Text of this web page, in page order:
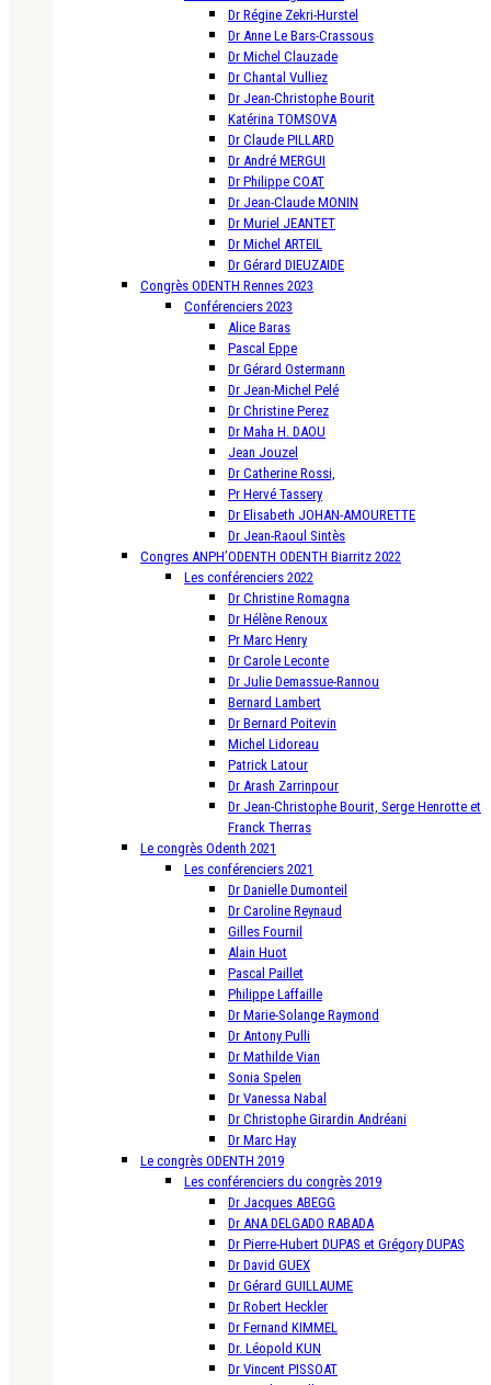
Dr Régine Zekri-Hurstel
Dr Anne Le Bars-Crassous
Dr Michel Clauzade
Dr Chantal Vulliez
Dr Jean-Christophe Bourit
Katérina TOMSOVA
Dr Claude PILLARD
Dr André MERGUI
Dr Philippe COAT
Dr Jean-Claude MONIN
Dr Muriel JEANTET
Dr Michel ARTEIL
Dr Gérard DIEUZAIDE
Congrès ODENTH Rennes 2023
Conférenciers 2023
Alice Baras
Pascal Eppe
Dr Gérard Ostermann
Dr Jean-Michel Pelé
Dr Christine Perez
Dr Maha H. DAOU
Jean Jouzel
Dr Catherine Rossi,
Pr Hervé Tassery
Dr Elisabeth JOHAN-AMOURETTE
Dr Jean-Raoul Sintès
Congres ANPH’ODENTH ODENTH Biarritz 2022
Les conférenciers 2022
Dr Christine Romagna
Dr Hélène Renoux
Pr Marc Henry
Dr Carole Leconte
Dr Julie Demassue-Rannou
Bernard Lambert
Dr Bernard Poitevin
Michel Lidoreau
Patrick Latour
Dr Arash Zarrinpour
Dr Jean-Christophe Bourit, Serge Henrotte et
Franck Therras
Le congrès Odenth 2021
Les conférenciers 2021
Dr Danielle Dumonteil
Dr Caroline Reynaud
Gilles Fournil
Alain Huot
Pascal Paillet
Philippe Laffaille
Dr Marie-Solange Raymond
Dr Antony Pulli
Dr Mathilde Vian
Sonia Spelen
Dr Vanessa Nabal
Dr Christophe Girardin Andréani
Dr Marc Hay
Le congrès ODENTH 2019
Les conférenciers du congrès 2019
Dr Jacques ABEGG
Dr ANA DELGADO RABADA
Dr Pierre-Hubert DUPAS et Grégory DUPAS
Dr David GUEX
Dr Gérard GUILLAUME
Dr Robert Heckler
Dr Fernand KIMMEL
Dr. Léopold KUN
Dr Vincent PISSOAT